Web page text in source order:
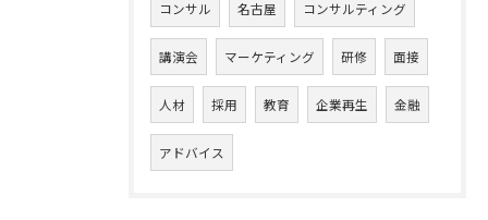
コンサル 名古屋 コンサルティング
講演会 マーケティング 研修 面接
人材 採用 教育 企業再生 金融
アドバイス